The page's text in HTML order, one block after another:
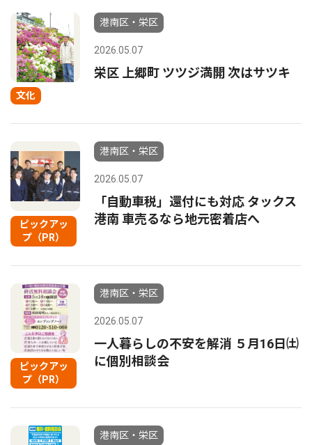
文化
港南区・栄区
2026.05.07
栄区 上郷町 ツツジ満開 次はサツキ
ピックアッ
プ（PR）
港南区・栄区
2026.05.07
「自動車税」還付にも対応 タックス
港南 車売るなら地元密着店へ
ピックアッ
プ（PR）
港南区・栄区
2026.05.07
一人暮らしの不安を解消 ５月16日㈯
に個別相談会
港南区・栄区